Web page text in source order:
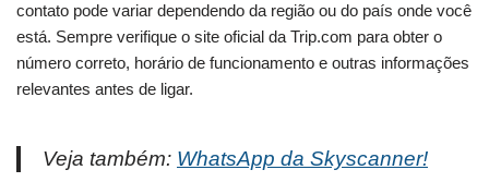
contato pode variar dependendo da região ou do país onde você
está. Sempre verifique o site oficial da Trip.com para obter o
número correto, horário de funcionamento e outras informações
relevantes antes de ligar.
Veja também: WhatsApp da Skyscanner!